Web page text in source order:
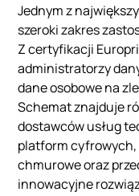
Jednym z
szeroki zakres
Z certyfikacji
administratorzy
dane osobowe na
Schemat znajduje
dostawców usług
platform cyfrowych,
chmurowe oraz
innowacyjne